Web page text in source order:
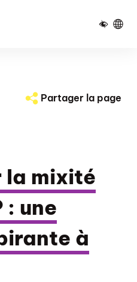
Partager la page
la mixité
: une
à